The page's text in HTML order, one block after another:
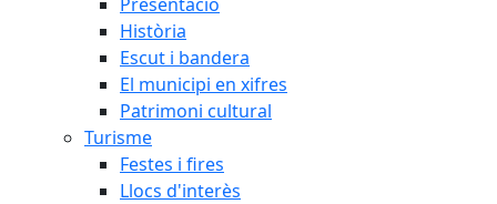
Història
Escut i bandera
El municipi en xifres
Patrimoni cultural
Turisme
Festes i fires
Llocs d'interès